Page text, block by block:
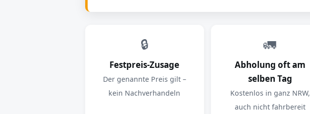
🔒
Festpreis-Zusage
Der genannte Preis gilt –
kein Nachverhandeln
🚛
Abholung oft am
selben Tag
Kostenlos in ganz NRW,
auch nicht fahrbereit